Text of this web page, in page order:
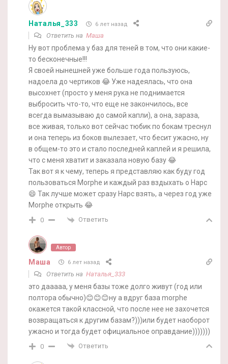
Наталья_333 6 лет назад
Ответить на Маша
Ну вот проблема у баз для теней в том, что они какие-
то бесконечные!!!
Я своей нынешней уже больше года пользуюсь,
надоела до чертиков 😂 Уже надеялась, что она
высохнет (просто у меня рука не поднимается
выбросить что-то, что еще не закончилось, все
всегда вымазываю до самой капли), а она, зараза,
все живая, только вот сейчас тюбик по бокам треснул
и она теперь из боков вылезает, что бесит ужасно, ну
в общем-то это и стало последней каплей и я решила,
что с меня хватит и заказала новую базу 😂
Так вот я к чему, теперь я представляю как буду год
пользоваться Morphe и каждый раз вздыхать о Нарс
😄 Так лучше может сразу Нарс взять, а через год уже
Morphe открыть 😂
0 Ответить
Автор
Маша 6 лет назад
Ответить на Наталья_333
это дааааа, у меня базы тоже долго живут (год или
полтора обычно)😊😊😊ну а вдруг база morphe
окажется такой классной, что после нее не захочется
возвращаться к другим базам?)))или будет наоборот
ужасно и тогда будет официальное оправдание)))))))
0 Ответить